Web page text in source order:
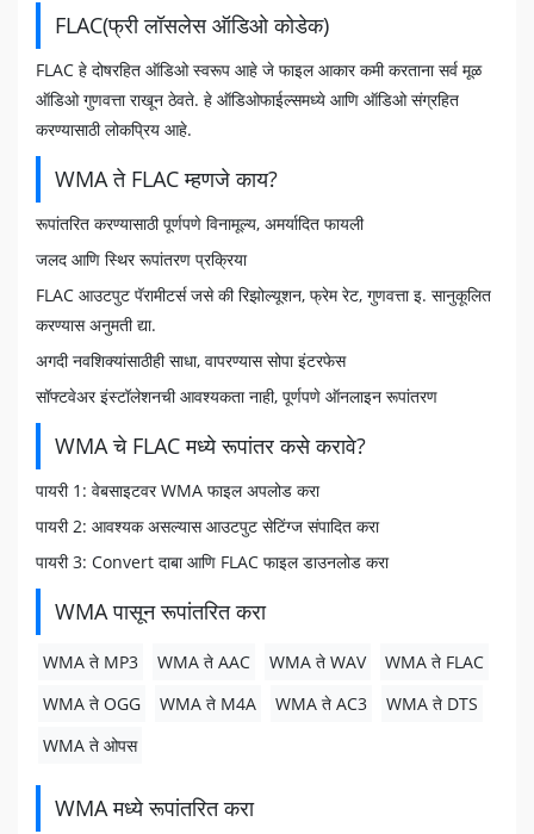
FLAC(फ्री लॉसलेस ऑडिओ कोडेक)
FLAC हे दोषरहित ऑडिओ स्वरूप आहे जे फाइल आकार कमी करताना सर्व मूळ
ऑडिओ गुणवत्ता राखून ठेवते. हे ऑडिओफाईल्समध्ये आणि ऑडिओ संग्रहित
करण्यासाठी लोकप्रिय आहे.
WMA ते FLAC म्हणजे काय?
रूपांतरित करण्यासाठी पूर्णपणे विनामूल्य, अमर्यादित फायली
जलद आणि स्थिर रूपांतरण प्रक्रिया
FLAC आउटपुट पॅरामीटर्स जसे की रिझोल्यूशन, फ्रेम रेट, गुणवत्ता इ. सानुकूलित
करण्यास अनुमती द्या.
अगदी नवशिक्यांसाठीही साधा, वापरण्यास सोपा इंटरफेस
सॉफ्टवेअर इंस्टॉलेशनची आवश्यकता नाही, पूर्णपणे ऑनलाइन रूपांतरण
WMA चे FLAC मध्ये रूपांतर कसे करावे?
पायरी 1: वेबसाइटवर WMA फाइल अपलोड करा
पायरी 2: आवश्यक असल्यास आउटपुट सेटिंग्ज संपादित करा
पायरी 3: Convert दाबा आणि FLAC फाइल डाउनलोड करा
WMA पासून रूपांतरित करा
WMA ते MP3 WMA ते AAC WMA ते WAV
WMA ते FLAC
WMA ते OGG
WMA ते M4A WMA ते AC3
WMA ते DTS
WMA ते ओपस
WMA मध्ये रूपांतरित करा